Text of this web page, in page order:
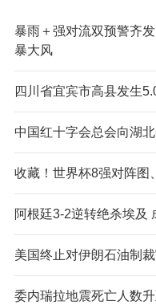
暴雨＋强对流双预警齐
暴大风
四川省宜宾市高县发生
中国红十字会总会向湖
收藏！世界杯8强对阵图
阿根廷3-2逆转绝杀埃及
美国终止对伊朗石油制
委内瑞拉地震死亡人数